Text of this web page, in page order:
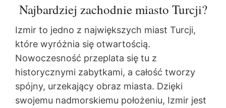
Najbardziej zachodnie miasto Turcji?
Izmir to jedno z największych miast Turcji,
które wyróżnia się otwartością.
Nowoczesność przeplata się tu z
historycznymi zabytkami, a całość tworzy
spójny, urzekający obraz miasta. Dzięki
swojemu nadmorskiemu położeniu, Izmir jest